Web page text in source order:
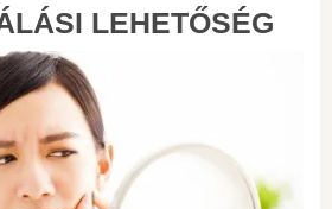
LEHETŐSÉG